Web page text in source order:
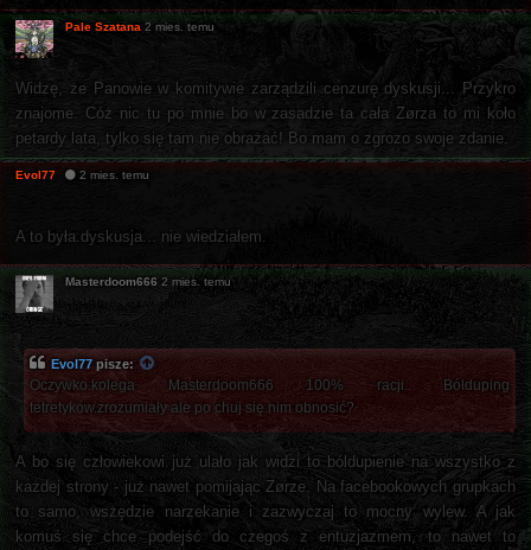
Pale Szatana 2 mies. temu
Widzę, że Panowie w komitywie zarządzili cenzurę dyskusji... Przykro
znajome. Cóż nic tu po mnie bo w zasadzie ta cała Zørza to mi koło
petardy lata, tylko się tam nie obrażać! Bo mam o zgrozo swoje zdanie.
Evol77 2 mies. temu
A to była.dyskusja... nie wiedziałem.
Masterdoom666 2 mies. temu
Evol77 pisze:
Oczywko.kolega Masterdoom666 100% racji.. Bólduping
tetretyków.zrozumiały ale po chuj się.nim obnosić?
A bo się człowiekowi już ulało jak widzi to bóldupienie na wszystko z
każdej strony - już nawet pomijając Zørze. Na facebookowych grupkach
to samo, wszędzie narzekanie i zazwyczaj to mocny wylew. A jak
komuś się chce podejść do czegoś z entuzjazmem, to nawet to